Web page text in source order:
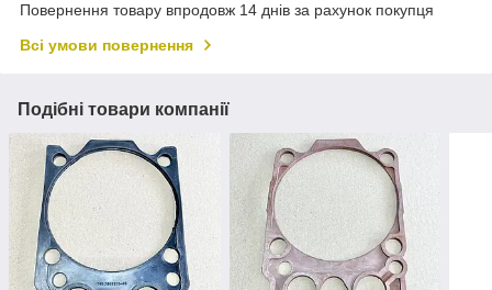
Повернення товару впродовж 14 днів за рахунок покупця
Всі умови повернення
Подібні товари компанії